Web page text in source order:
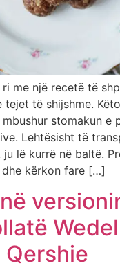
me një recetë të
tejet të shijshme.
mbushur stomakun e
Lehtësisht të
lë kurrë në baltë.
dhe kërkon fare […]